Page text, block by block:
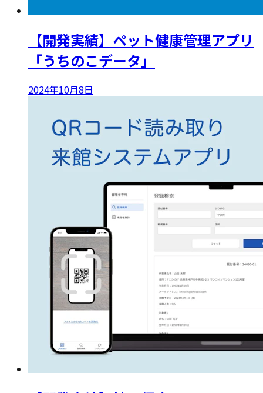
【開発実績】ペット健康管理アプリ
「うちのこデータ」
2024年10月8日